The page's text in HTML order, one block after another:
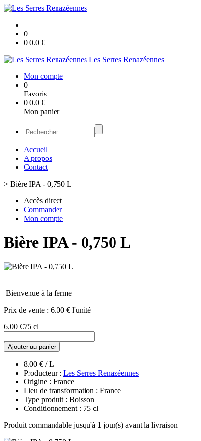
0
0 0.0 €
Les Serres Renazéennes
Mon compte
0
Favoris
0 0.0 €
Mon panier
Accueil
A propos
Contact
> Bière IPA - 0,750 L
Accès direct
Commander
Mon compte
Bière IPA - 0,750 L
Bienvenue à la ferme
Prix de vente : 6.00 € l'unité
6.00 €75 cl
Ajouter au panier
8.00 € / L
Producteur : Les Serres Renazéennes
Origine : France
Lieu de transformation : France
Type produit : Boisson
Conditionnement : 75 cl
Produit commandable jusqu'à 1 jour(s) avant la livraison